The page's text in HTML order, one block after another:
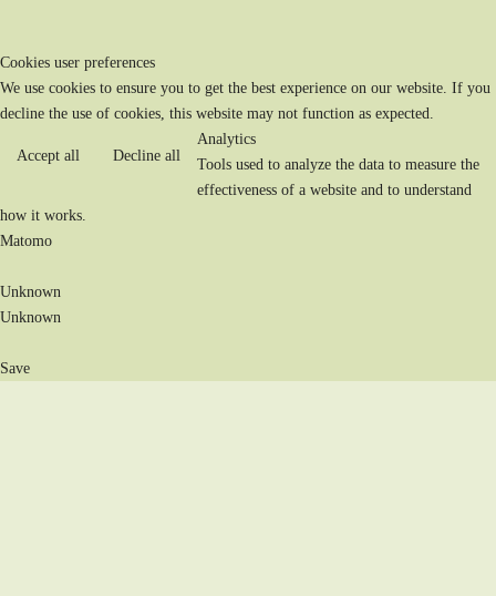
Cookies user preferences
We use cookies to ensure you to get the best experience on our website. If you
decline the use of cookies, this website may not function as expected.
Accept all Decline all
Analytics
Tools used to analyze the data to measure the
effectiveness of a website and to understand
how it works.
Matomo
Unknown
Unknown
Save